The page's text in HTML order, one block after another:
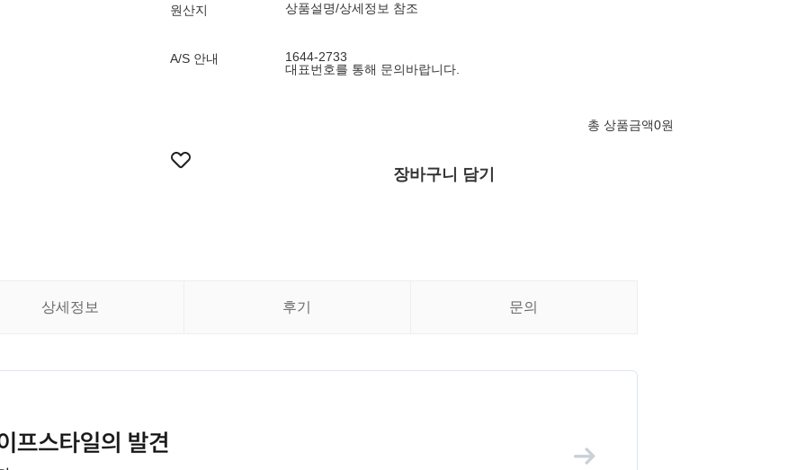
원산지 상품설명/상세정보 참조
A/S 안내
1644-2733
대표번호를 통해 문의바랍니다.
총 상품금액0원
장바구니 담기
상세정보 후기 문의